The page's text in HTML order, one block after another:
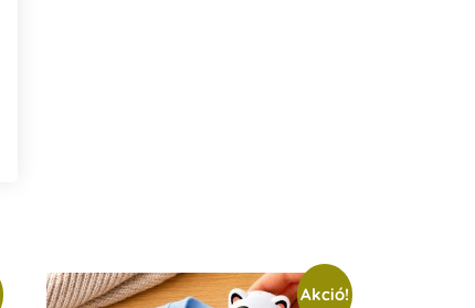
Akció!